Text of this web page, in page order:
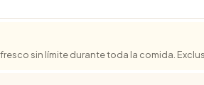
sin límite durante toda la comida.